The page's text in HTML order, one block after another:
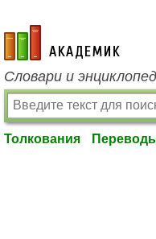
academic.ru
Словари и
Толкования